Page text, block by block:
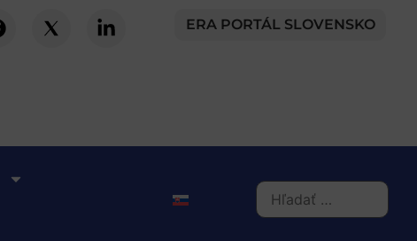
ERA PORTÁL SLOVENSKO